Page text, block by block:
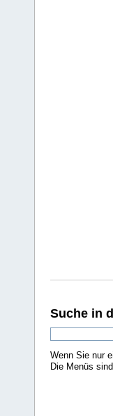
Suche in
Wenn Sie nur
Die Menüs